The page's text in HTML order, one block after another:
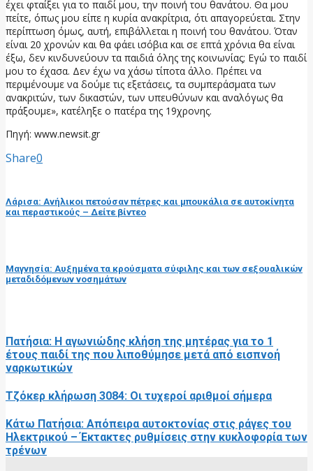
έχει φταίξει για το παιδί μου, την ποινή του θανάτου. Θα μου
πείτε, όπως μου είπε η κυρία ανακρίτρια, ότι απαγορεύεται. Στην
περίπτωση όμως, αυτή, επιβάλλεται η ποινή του θανάτου. Όταν
είναι 20 χρονών και θα φάει ισόβια και σε επτά χρόνια θα είναι
έξω, δεν κινδυνεύουν τα παιδιά όλης της κοινωνίας; Εγώ το παιδί
μου το έχασα. Δεν έχω να χάσω τίποτα άλλο. Πρέπει να
περιμένουμε να δούμε τις εξετάσεις, τα συμπεράσματα των
ανακριτών, των δικαστών, των υπευθύνων και αναλόγως θα
πράξουμε», κατέληξε ο πατέρα της 19χρονης.
Πηγή: www.newsit.gr
Share0
Λάρισα: Ανήλικοι πετούσαν πέτρες και μπουκάλια σε αυτοκίνητα
και περαστικούς – Δείτε βίντεο
Μαγνησία: Αυξημένα τα κρούσματα σύφιλης και των σεξουαλικών
μεταδιδόμενων νοσημάτων
Πατήσια: Η αγωνιώδης κλήση της μητέρας για το 1
έτους παιδί της που λιποθύμησε μετά από εισπνοή
ναρκωτικών
Τζόκερ κλήρωση 3084: Οι τυχεροί αριθμοί σήμερα
Κάτω Πατήσια: Απόπειρα αυτοκτονίας στις ράγες του
Ηλεκτρικού – Έκτακτες ρυθμίσεις στην κυκλοφορία των
τρένων